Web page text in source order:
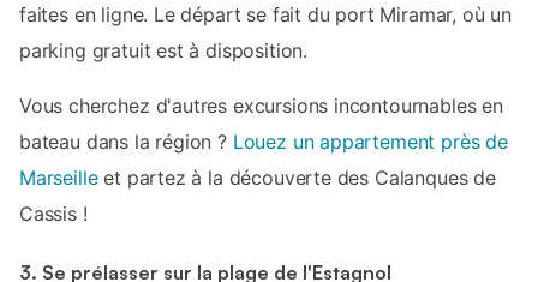
faites en ligne. Le départ se fait du port Miramar, où un
parking gratuit est à disposition.
Vous cherchez d'autres excursions incontournables en
bateau dans la région ? Louez un appartement près de
Marseilleet partez à la découverte des Calanques de
Cassis !
3. Se prélasser sur la plage de l'Estagnol